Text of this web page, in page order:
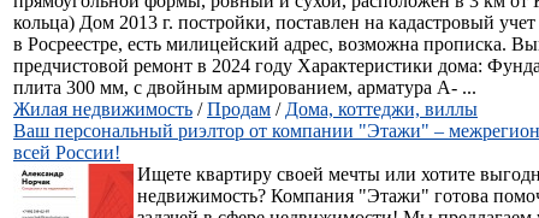
кольца) Дом 2013 г. постройки, поставлен на кадастровый
в Росреестре, есть милицейский адрес, возможна прописка.
предчистовой ремонт в 2024 году Характеристики дома:
плита 300 мм, с двойным армированием, арматура А- ...
Жилая недвижимость /Продам / Дома, коттеджи, виллы
Ваш персональный риэлтор от компании "Этажи" –
всей России!
Ищете квартиру своей мечты или хотите
недвижимость? Компания "Этажи" готова